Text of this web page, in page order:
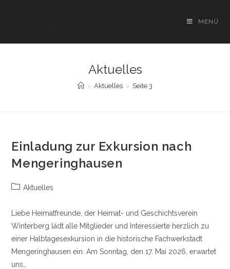
MENÜ
Aktuelles
> Aktuelles > Seite 3
Einladung zur Exkursion nach
Mengeringhausen
Beitrags-
Aktuelles
Liebe Heimatfreunde, der Heimat- und Geschichtsverein
Winterberg lädt alle Mitglieder und Interessierte herzlich zu
einer Halbtagesexkursion in die historische Fachwerkstadt
Mengeringhausen ein. Am Sonntag, den 17. Mai 2026, erwartet
uns…